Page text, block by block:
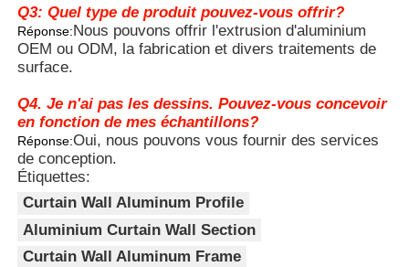
Contrôle de qualité
Contactez-nous
Nouvelles
Demandez un devis
Profils en aluminium d'extrusion
bâtiments, mais possède également des
propriétés anti-corrosion et anti-âge, ce
qui le rend approprié pour une utilisation
Q3: Quel type de produit pouvez-vous offrir?
Réponse:Nous pouvons offrir l'extrusion d'aluminium
OEM ou ODM, la fabrication et divers traitements de
surface.
Q4. Je n'ai pas les dessins. Pouvez-vous concevoir
en fonction de mes échantillons?
Réponse:Oui, nous pouvons vous fournir des services
de conception.
Étiquettes:
Curtain Wall Aluminum Profile
Aluminium Curtain Wall Section
Curtain Wall Aluminum Frame